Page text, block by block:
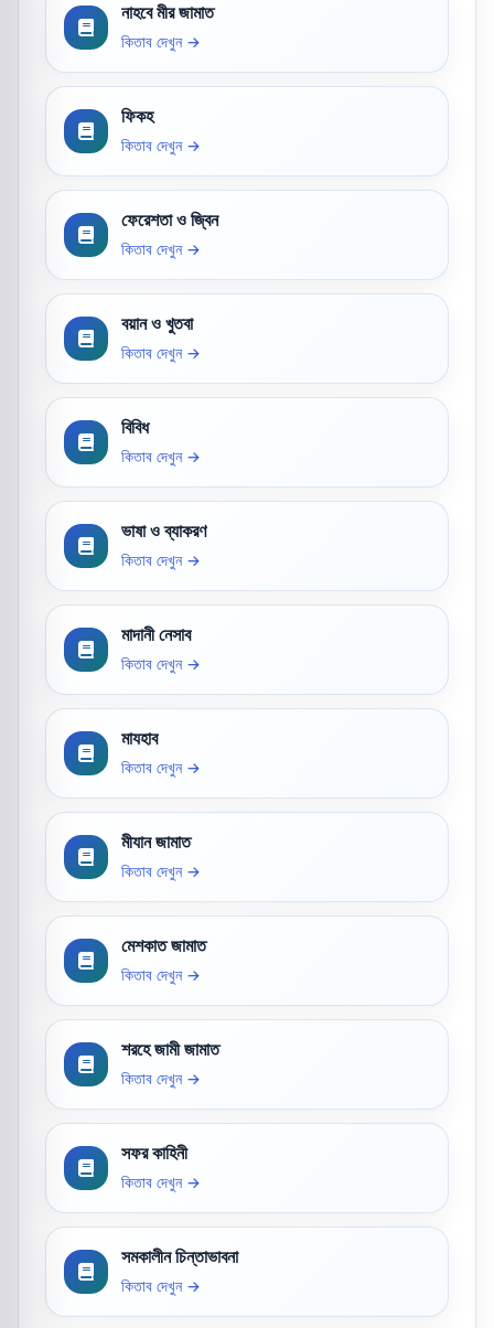
নাহবে মীর জামাত
কিতাব দেখুন →
ফিকহ
কিতাব দেখুন →
ফেরেশতা ও জ্বিন
কিতাব দেখুন →
বয়ান ও খুতবা
কিতাব দেখুন →
বিবিধ
কিতাব দেখুন →
ভাষা ও ব্যাকরণ
কিতাব দেখুন →
মাদানী নেসাব
কিতাব দেখুন →
মাযহাব
কিতাব দেখুন →
মীযান জামাত
কিতাব দেখুন →
মেশকাত জামাত
কিতাব দেখুন →
শরহে জামী জামাত
কিতাব দেখুন →
সফর কাহিনী
কিতাব দেখুন →
সমকালীন চিন্তাভাবনা
কিতাব দেখুন →